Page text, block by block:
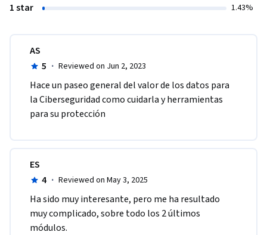
1 star 1.43%
AS
5 · Reviewed on Jun 2, 2023
Hace un paseo general del valor de los datos para
la Ciberseguridad como cuidarla y herramientas
para su protección
ES
4 · Reviewed on May 3, 2025
Ha sido muy interesante, pero me ha resultado
muy complicado, sobre todo los 2 últimos
módulos.